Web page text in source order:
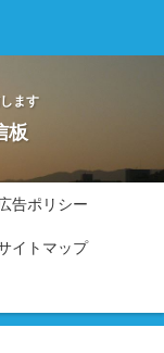
ます
板
告ポリシー
イトマップ